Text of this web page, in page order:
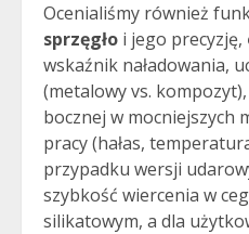
Ocenialiśmy również
sprzęgło i jego precyzję,
wskaźnik naładowania,
(metalowy vs.
bocznej w mocniejszych
pracy (hałas,
przypadku wersji
szybkość wiercenia w
silikatowym, a dla